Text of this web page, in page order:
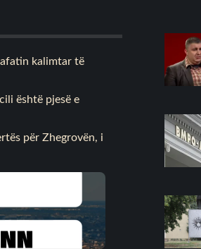
kalimtar të
është pjesë e
për Zhegrovën, i